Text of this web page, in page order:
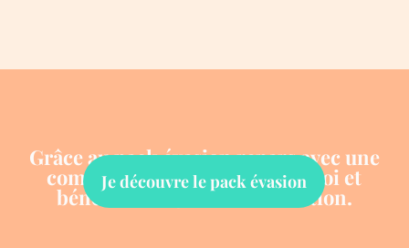
Grâce au pack évasion repars avec une
communication prête à l'emploi et
bénéficie de 400 € de réduction.
Je découvre le pack évasion